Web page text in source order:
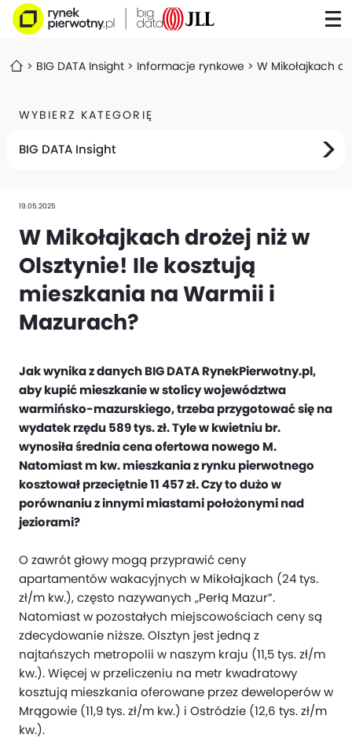
BIG DATA Insight Informacje rynkowe W Mikołajkach
WYBIERZ KATEGORIĘ
BIG DATA Insight
19.05.2025
W Mikołajkach drożej niż w
Olsztynie! Ile kosztują
mieszkania na Warmii i
Mazurach?
Jak wynika z danych BIG DATA RynekPierwotny.pl,
aby kupić mieszkanie w stolicy województwa
warmińsko-mazurskiego, trzeba przygotować się na
wydatek rzędu 589 tys. zł. Tyle w kwietniu br.
wynosiła średnia cena ofertowa nowego M.
Natomiast m kw. mieszkania z rynku pierwotnego
kosztował przeciętnie 11 457 zł. Czy to dużo w
porównaniu z innymi miastami położonymi nad
jeziorami?
O zawrót głowy mogą przyprawić ceny
apartamentów wakacyjnych w Mikołajkach (24 tys.
zł/m kw.), często nazywanych „Perłą Mazur”.
Natomiast w pozostałych miejscowościach ceny są
zdecydowanie niższe. Olsztyn jest jedną z
najtańszych metropolii w naszym kraju (11,5 tys. zł/m
kw.). Więcej w przeliczeniu na metr kwadratowy
kosztują mieszkania oferowane przez deweloperów w
Mrągowie (11,9 tys. zł/m kw.) i Ostródzie (12,6 tys. zł/m
kw.).